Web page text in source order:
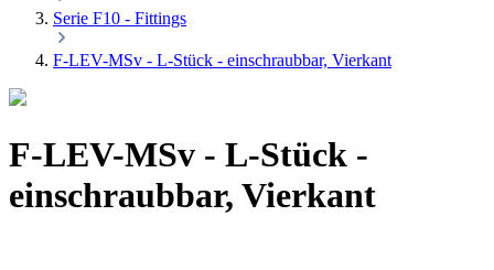
Serie F10 - Fittings
F-LEV-MSv - L-Stück - einschraubbar, Vierkant
F-LEV-MSv - L-Stück -
einschraubbar, Vierkant